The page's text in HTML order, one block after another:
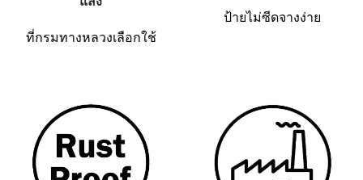
ที่กรมทางหลวงเลือกใช้
ป้ายไม่ซีดจางง่าย